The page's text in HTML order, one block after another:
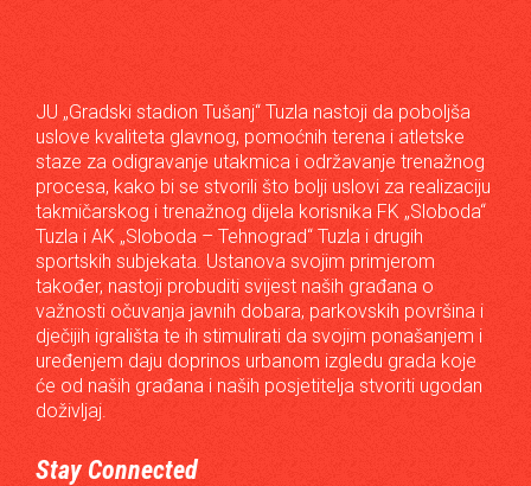
JU „Gradski stadion Tušanj“ Tuzla nastoji da poboljša
uslove kvaliteta glavnog, pomoćnih terena i atletske
staze za odigravanje utakmica i održavanje trenažnog
procesa, kako bi se stvorili što bolji uslovi za realizaciju
takmičarskog i trenažnog dijela korisnika FK „Sloboda“
Tuzla i AK „Sloboda – Tehnograd“ Tuzla i drugih
sportskih subjekata. Ustanova svojim primjerom
također, nastoji probuditi svijest naših građana o
važnosti očuvanja javnih dobara, parkovskih površina i
dječijih igrališta te ih stimulirati da svojim ponašanjem i
uređenjem daju doprinos urbanom izgledu grada koje
će od naših građana i naših posjetitelja stvoriti ugodan
doživljaj.
Stay Connected